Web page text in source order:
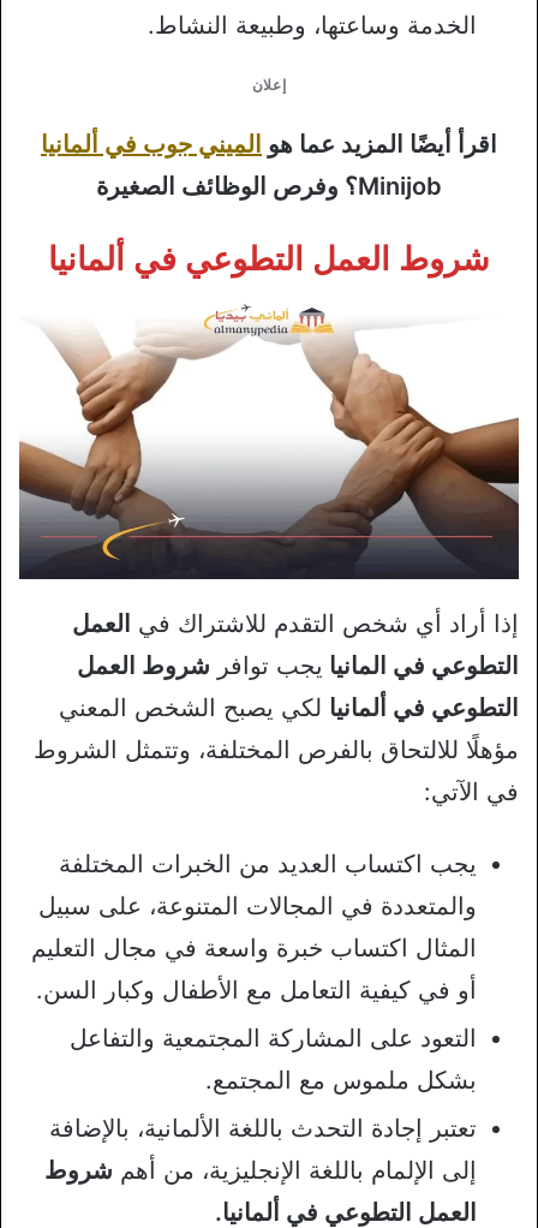
الخدمة وساعتها، وطبيعة النشاط.
إعلان
اقرأ أيضًا المزيد عما هو الميني جوب في ألمانيا
Minijob؟ وفرص الوظائف الصغيرة
شروط العمل التطوعي في ألمانيا
إذا أراد أي شخص التقدم للاشتراك في العمل
التطوعي في المانيا يجب توافر شروط العمل
التطوعي في ألمانيا لكي يصبح الشخص المعني
مؤهلًا للالتحاق بالفرص المختلفة، وتتمثل الشروط
في الآتي:
يجب اكتساب العديد من الخبرات المختلفة
والمتعددة في المجالات المتنوعة، على سبيل
المثال اكتساب خبرة واسعة في مجال التعليم
أو في كيفية التعامل مع الأطفال وكبار السن.
التعود على المشاركة المجتمعية والتفاعل
بشكل ملموس مع المجتمع.
تعتبر إجادة التحدث باللغة الألمانية، بالإضافة
إلى الإلمام باللغة الإنجليزية، من أهم شروط
العمل التطوعي في ألمانيا.